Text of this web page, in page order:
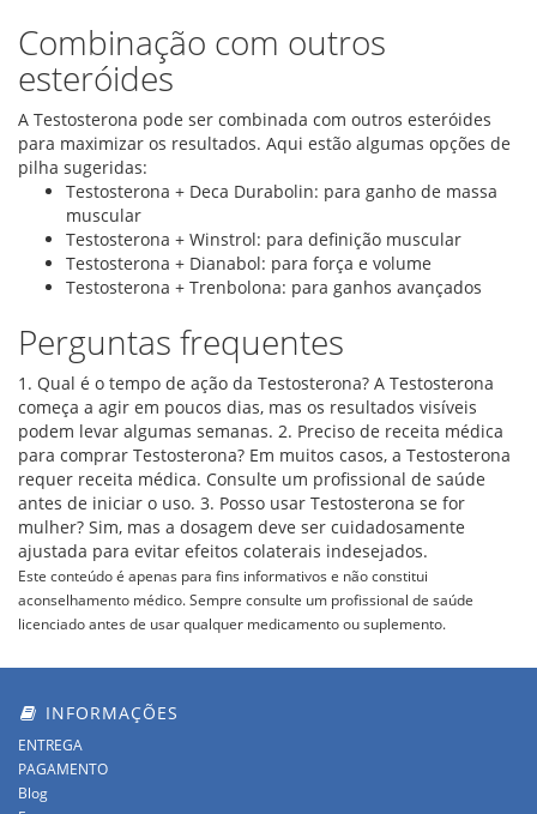
Combinação com outros
esteróides
A Testosterona pode ser combinada com outros esteróides
para maximizar os resultados. Aqui estão algumas opções de
pilha sugeridas:
Testosterona + Deca Durabolin: para ganho de massa
muscular
Testosterona + Winstrol: para definição muscular
Testosterona + Dianabol: para força e volume
Testosterona + Trenbolona: para ganhos avançados
Perguntas frequentes
1. Qual é o tempo de ação da Testosterona? A Testosterona
começa a agir em poucos dias, mas os resultados visíveis
podem levar algumas semanas. 2. Preciso de receita médica
para comprar Testosterona? Em muitos casos, a Testosterona
requer receita médica. Consulte um profissional de saúde
antes de iniciar o uso. 3. Posso usar Testosterona se for
mulher? Sim, mas a dosagem deve ser cuidadosamente
ajustada para evitar efeitos colaterais indesejados.
Este conteúdo é apenas para fins informativos e não constitui
aconselhamento médico. Sempre consulte um profissional de saúde
licenciado antes de usar qualquer medicamento ou suplemento.
INFORMAÇÕES
ENTREGA
PAGAMENTO
Blog